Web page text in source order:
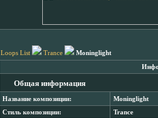
Loops List Trance Moninglight
Общая информация
Название композиции: Moninglight
Стиль композиции: Trance